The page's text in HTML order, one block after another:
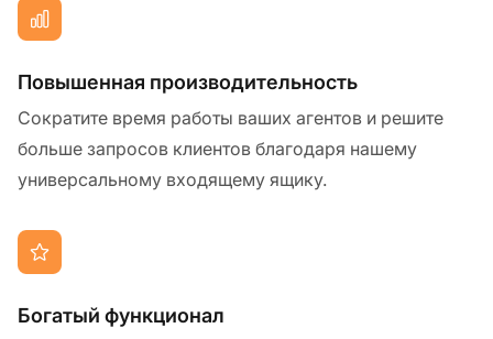
Повышенная производительность
Сократите время работы ваших агентов и решите
больше запросов клиентов благодаря нашему
универсальному входящему ящику.
Богатый функционал